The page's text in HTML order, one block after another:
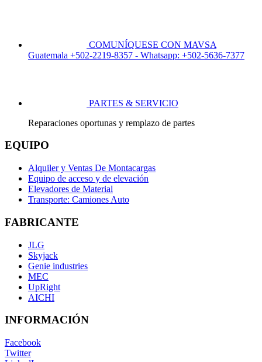
COMUNÍQUESE CON MAVSA
Guatemala +502-2219-8357 - Whatsapp: +502-5636-7377
PARTES & SERVICIO
Reparaciones oportunas y remplazo de partes
EQUIPO
Alquiler y Ventas De Montacargas
Equipo de acceso y de elevación
Elevadores de Material
Transporte: Camiones Auto
FABRICANTE
JLG
Skyjack
Genie industries
MEC
UpRight
AICHI
INFORMACIÓN
Facebook
Twitter